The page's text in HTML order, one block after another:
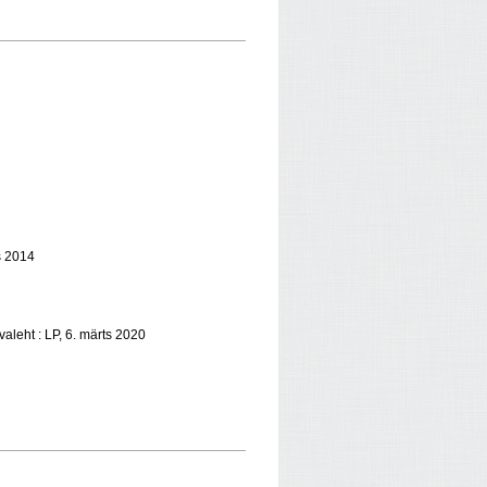
2014
: LP, 6. märts 2020